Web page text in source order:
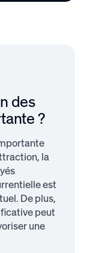
des
?
la
est
De plus,
peut
une